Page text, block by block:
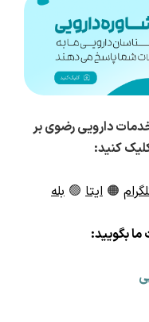
دارویی رضوی بر
کنید:
🟠 ایتا 🟢 بله
ما بگویید: